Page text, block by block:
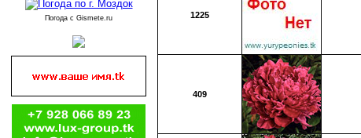
Погода с Gismete.ru 1225
409